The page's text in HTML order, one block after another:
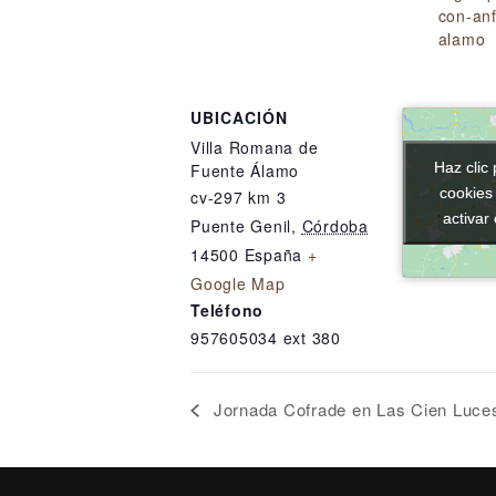
con-
alamo
UBICACIÓN
Villa Romana de
Fuente Álamo
cv-297 km 3
Puente Genil, Córdoba
14500 España +
Google Map
Teléfono
957605034 ext 380
Haz clic
activar
Haz clic
activar
Jornada Cofrade en Las Cien